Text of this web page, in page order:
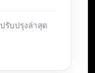
รับปรุงล่าสุด